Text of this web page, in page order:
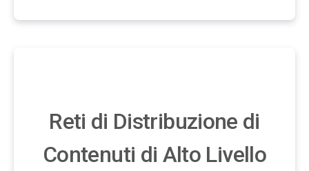
Reti di Distribuzione di
Contenuti di Alto Livello